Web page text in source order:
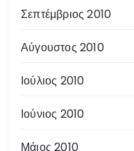
Σεπτέμβριος 2010
Αύγουστος 2010
Ιούλιος 2010
Ιούνιος 2010
Μάιος 2010